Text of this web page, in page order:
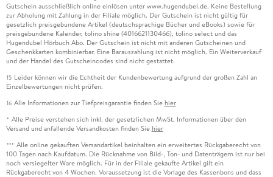
Gutschein ausschließlich online einlösen unter www.hugendubel.de. Keine Bestellung
zur Abholung mit Zahlung in der Filiale möglich. Der Gutschein ist nicht gültig für
gesetzlich preisgebundene Artikel (deutschsprachige Bücher und eBooks) sowie für
preisgebundene Kalender, tolino shine (4016621130466), tolino select und das
Hugendubel Hörbuch Abo. Der Gutschein ist nicht mit anderen Gutscheinen und
Geschenkkarten kombinierbar. Eine Barauszahlung ist nicht möglich. Ein Weiterverkauf
und der Handel des Gutscheincodes sind nicht gestattet.
15 Leider können wir die Echtheit der Kundenbewertung aufgrund der großen Zahl an
Einzelbewertungen nicht prüfen.
16 Alle Informationen zur Tiefpreisgarantie finden Sie hier
* Alle Preise verstehen sich inkl. der gesetzlichen MwSt. Informationen über den
Versand und anfallende Versandkosten finden Sie hier
*** Alle online gekauften Versandartikel beinhalten ein erweitertes Rückgaberecht von
100 Tagen nach Kaufdatum. Die Rücknahme von Bild-, Ton- und Datenträgern ist nur bei
noch versiegelter Ware möglich. Für in der Filiale gekaufte Artikel gilt ein
Rückgaberecht von 4 Wochen. Voraussetzung ist die Vorlage des Kassenbons und dass